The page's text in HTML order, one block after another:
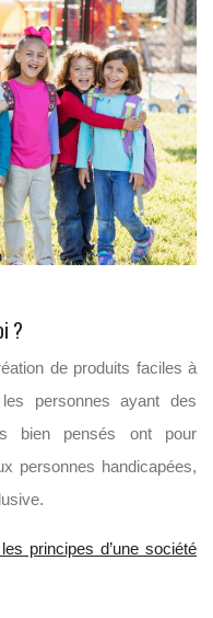
?
de produits faciles à
personnes ayant des
bien pensés ont pour
personnes handicapées,
principes d’une société